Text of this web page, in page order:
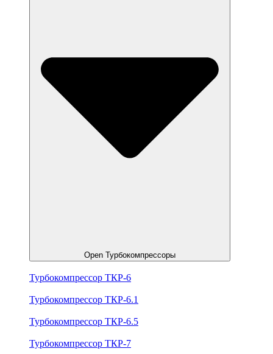
Open Турбокомпрессоры
Турбокомпрессор ТКР-6
Турбокомпрессор ТКР-6.1
Турбокомпрессор ТКР-6.5
Турбокомпрессор ТКР-7